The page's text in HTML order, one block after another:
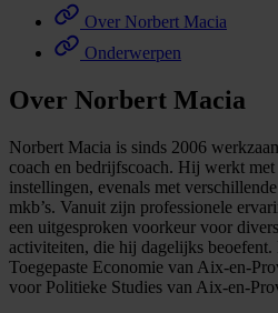
Over Norbert Macia
Onderwerpen
Over Norbert Macia
Norbert Macia is sinds 2006
coach en bedrijfscoach. Hij werkt
instellingen, evenals met
mkb’s. Vanuit zijn professionele
een uitgesproken voorkeur voor
activiteiten, die hij dagelijks
Toegepaste Economie van Aix-en-
voor Politieke Studies van Aix-en-